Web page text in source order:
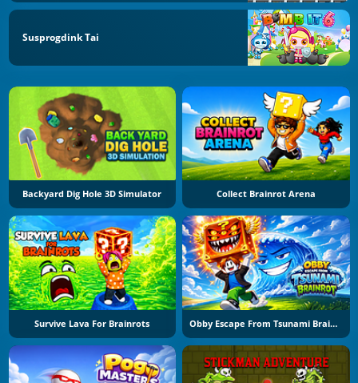
Susprogdink Tai
Backyard Dig Hole 3D Simulator Collect Brainrot Arena
Survive Lava For Brainrots Obby Escape From Tsunami Brainrot